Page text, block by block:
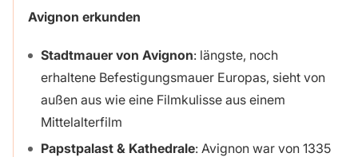
Avignon erkunden
Stadtmauer von Avignon: längste, noch
erhaltene Befestigungsmauer Europas, sieht von
außen aus wie eine Filmkulisse aus einem
Mittelalterfilm
Papstpalast & Kathedrale: Avignon war von 1335